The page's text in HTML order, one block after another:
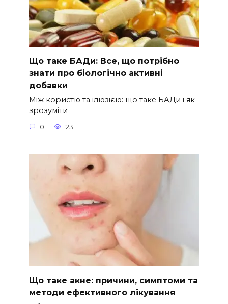
Що таке БАДи: Все, що потрібно
знати про біологічно активні
добавки
Між користю та ілюзією: що таке БАДи і як
зрозуміти
0 23
Що таке акне: причини, симптоми та
методи ефективного лікування